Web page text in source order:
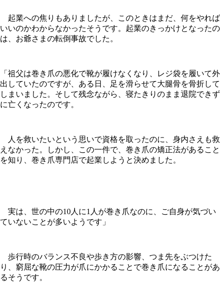
起業への焦りもありましたが、このときはまだ、何をやれば
いいのかわからなかったそうです。起業のきっかけとなったの
は、お爺さまの転倒事故でした。
「祖父は巻き爪の悪化で靴が履けなくなり、レジ袋を履いて外
出していたのですが、ある日、足を滑らせて大腿骨を骨折して
しまいました。そして残念ながら、寝たきりのまま退院できず
に亡くなったのです。
人を救いたいという思いで資格を取ったのに、身内さえも救
えなかった。しかし、この一件で、巻き爪の矯正法があること
を知り、巻き爪専門店で起業しようと決めました。
実は、世の中の10人に1人が巻き爪なのに、ご自身が気づい
ていないことが多いようです」
歩行時のバランス不良や歩き方の影響、つま先をぶつけた
り、窮屈な靴の圧力が爪にかかることで巻き爪になることがあ
るそうです。